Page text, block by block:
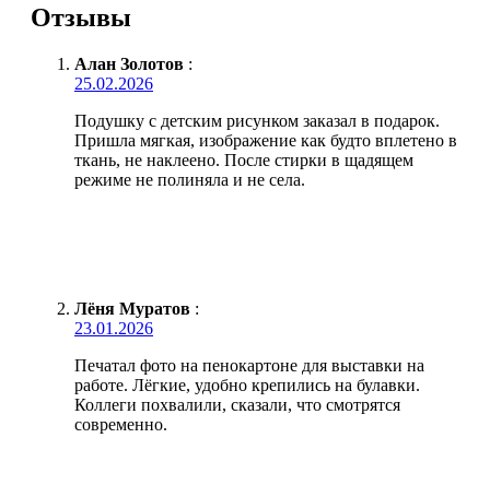
Отзывы
Алан Золотов :
25.02.2026
Подушку с детским рисунком заказал в подарок.
Пришла мягкая, изображение как будто вплетено в
ткань, не наклеено. После стирки в щадящем
режиме не полиняла и не села.
Лёня Муратов :
23.01.2026
Печатал фото на пенокартоне для выставки на
работе. Лёгкие, удобно крепились на булавки.
Коллеги похвалили, сказали, что смотрятся
современно.